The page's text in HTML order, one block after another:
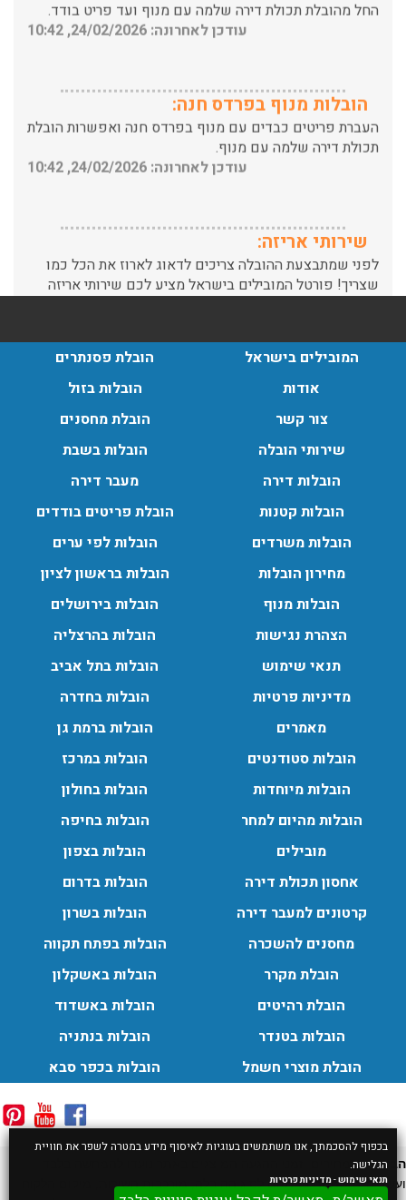
בכפוף להסכמתך, אנו משתמשים בעוגיות לאיסוף מידע במטרה לשפר את חוויית
הגלישה.
תנאי שימוש-מדיניות פרטיות
העברת פריטים כבדים עם מנוף בפרדס חנה ואפשרות הובלת
תכולת דירה שלמה עם מנוף.
עודכן לאחרונה: 24/02/2026, 10:42
לפני שמתבצעת ההובלה צריכים לדאוג לארוז את הכל כמו
שצריך! פורטל המובילים בישראל מציע לכם שירותי אריזה
ברמה הגבוהה ביותר, לקבלת הצעת מחיר כנסו עכשיו
עודכן לאחרונה: 31/05/2026, 15:42
הובלות בתל אביב:
עודכן לאחרונה: 30/03/2026, 12:23
הובלות מנוף בגבעת שמואל:
החל מהובלת תכולת דירה שלמה עם מנוף ועד פריט בודד.
עודכן לאחרונה: 24/02/2026, 10:42
הובלות מנוף בפרדס חנה:
העברת פריטים כבדים עם מנוף בפרדס חנה ואפשרות הובלת
עודכן לאחרונה: 24/02/2026, 10:42
המובילים בישראל
אודות
צור קשר
שירותי הובלה
הובלות דירה
הובלות קטנות
הובלות משרדים
מחירון הובלות
הובלות מנוף
הצהרת נגישות
תנאי שימוש
מדיניות פרטיות
מאמרים
הובלות סטודנטים
הובלות מיוחדות
הובלות מהיום למחר
מובילים
אחסון תכולת דירה
קרטונים למעבר דירה
מחסנים להשכרה
הובלת מקרר
הובלת רהיטים
הובלות בטנדר
הובלת מוצרי חשמל
הובלת פסנתרים
הובלות בזול
הובלת מחסנים
הובלות בשבת
מעבר דירה
הובלת פריטים בודדים
הובלות לפי ערים
הובלות בראשון לציון
הובלות בירושלים
הובלות בהרצליה
הובלות בתל אביב
הובלות בחדרה
הובלות ברמת גן
הובלות במרכז
הובלות בחולון
הובלות בחיפה
הובלות בצפון
הובלות בדרום
הובלות בשרון
הובלות בפתח תקווה
הובלות באשקלון
הובלות באשדוד
הובלות בנתניה
הובלות בכפר סבא
הבהרה:המחירים וזמני ההגעה המוצגים באתר נועדו להמחשה בלבד
ועשויים להשתנות בהתאם לסוג ההובלה, מורכבות השירות, מיקום הלקוח